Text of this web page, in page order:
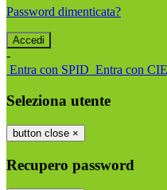
Password dimenticata?
-
Entra con SPID Entra con CIE
Seleziona utente
button close ×
Recupero password